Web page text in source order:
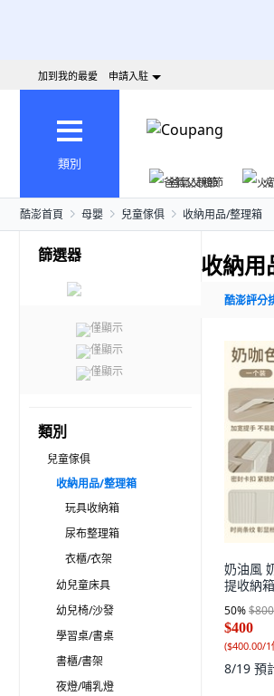
加到我的最愛 申請入駐
類別
爸氣父親節
酷澎首頁 母嬰 兒童傢俱 收納用品/整理箱
篩選器
僅顯示
僅顯示
僅顯示
類別
兒童傢俱
收納用品/整理箱
玩具收納箱
尿布整理箱
衣櫃/衣架
幼兒童床具
幼兒椅/沙發
學習桌/書桌
書櫃/書架
夜燈/哺乳燈
收納
酷澎評分
奶油風
提收納
50%$800
$400
($400.00/1
8/19 預